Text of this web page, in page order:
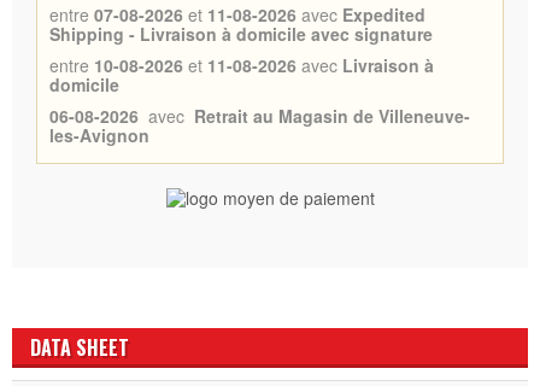
entre 07-08-2026 et 11-08-2026 avec Expedited
Shipping - Livraison à domicile avec signature
entre 10-08-2026 et 11-08-2026 avec Livraison à
domicile
06-08-2026 avec Retrait au Magasin de Villeneuve-
les-Avignon
DATA SHEET